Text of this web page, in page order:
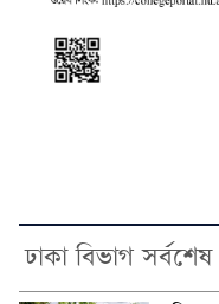
ঢাকা বিভাগ সর্বশেষ